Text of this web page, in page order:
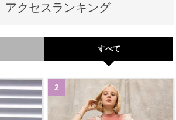
アクセスランキング
すべて